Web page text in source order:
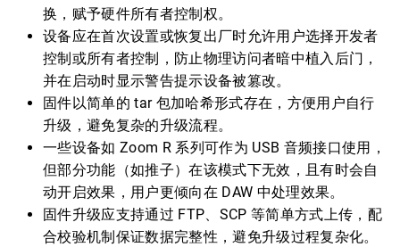
换，赋予硬件所有者控制权。
设备应在首次设置或恢复出厂时允许用户选择开发者
控制或所有者控制，防止物理访问者暗中植入后门，
并在启动时显示警告提示设备被篡改。
固件以简单的 tar 包加哈希形式存在，方便用户自行
升级，避免复杂的升级流程。
一些设备如 Zoom R 系列可作为 USB 音频接口使用，
但部分功能（如推子）在该模式下无效，且有时会自
动开启效果，用户更倾向在 DAW 中处理效果。
固件升级应支持通过 FTP、SCP 等简单方式上传，配
合校验机制保证数据完整性，避免升级过程复杂化。